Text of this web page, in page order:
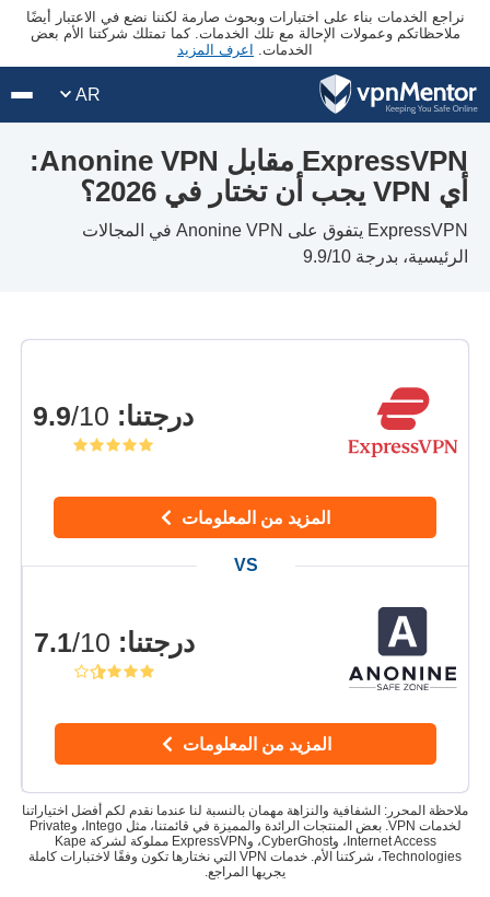
نراجع الخدمات بناء على اختبارات وبحوث صارمة لكننا نضع في الاعتبار أيضًا
ملاحظاتكم وعمولات الإحالة مع تلك الخدمات. كما تمتلك شركتنا الأم بعض
الخدمات. اعرف المزيد
AR
ExpressVPN مقابل Anonine VPN:
أي VPN يجب أن تختار في 2026؟
ExpressVPN يتفوق على Anonine VPN في المجالات
الرئيسية، بدرجة 9.9/10
درجتنا:
/10
المزيد من المعلومات
درجتنا:
/10
المزيد من المعلومات
ملاحظة المحرر: الشفافية والنزاهة مهمان بالنسبة لنا عندما نقدم لكم أفضل اختياراتنا
لخدمات VPN. بعض المنتجات الرائدة والمميزة في قائمتنا، مثل Intego، وPrivate
Internet Access، وCyberGhost، وExpressVPN مملوكة لشركة Kape
Technologies، شركتنا الأم. خدمات VPN التي نختارها تكون وفقًا لاختبارات كاملة
يجريها المراجع.